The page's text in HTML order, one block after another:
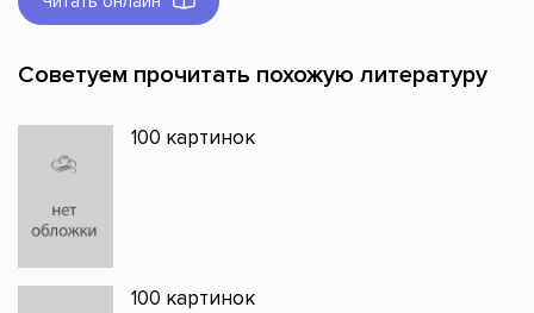
Советуем прочитать похожую литературу
100 картинок
100 картинок